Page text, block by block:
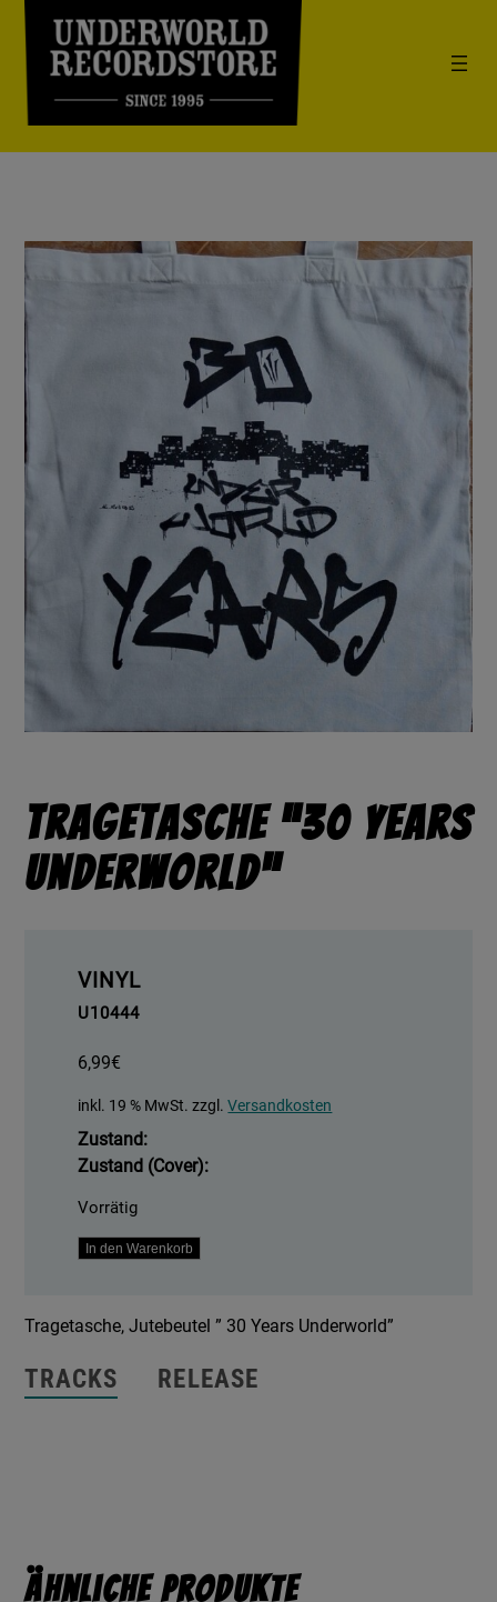
Tragetasche “30 Years
Underworld”
VINYL
U10444
6,99€
inkl. 19 % MwSt. zzgl.Versandkosten
Zustand:
Zustand (Cover):
Vorrätig
Tragetasche
Underworld"
In den Warenkorb
Tragetasche, Jutebeutel ” 30 Years Underworld”
TRACKS RELEASE
Ähnliche Produkte